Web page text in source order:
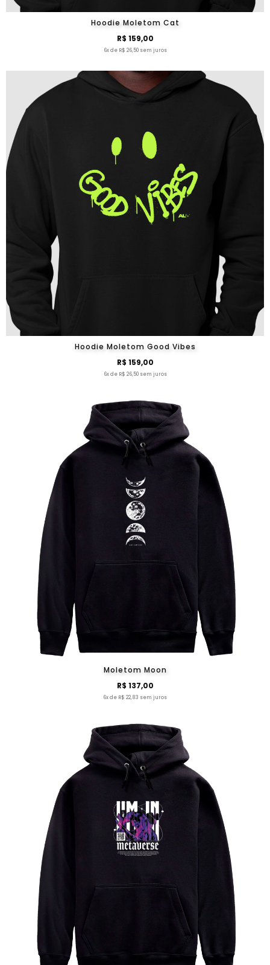
Hoodie Moletom Cat
R$ 159,00
6x de R$ 26,50 sem juros
Hoodie Moletom Good Vibes
R$ 159,00
6x de R$ 26,50 sem juros
Moletom Moon
R$ 137,00
6x de R$ 22,83 sem juros